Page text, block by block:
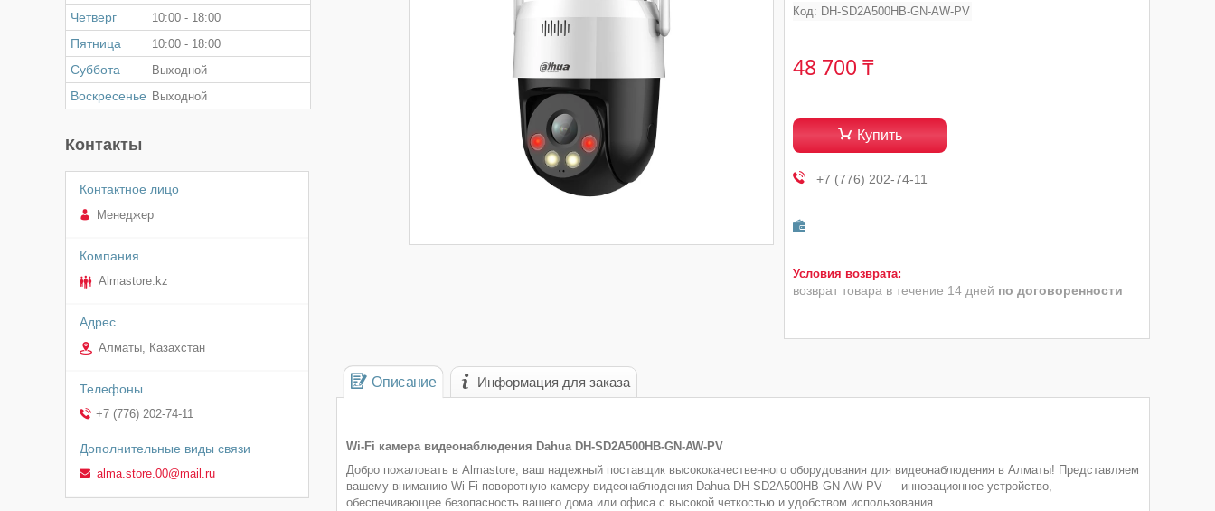
Код: DH-SD2A500HB-GN-AW-PV
48 700 ₸
Купить
+7 (776) 202-74-11
возврат товара в течение 14 дней по договоренности
Описание Информация для заказа
Wi-Fi камера видеонаблюдения Dahua DH-SD2A500HB-GN-AW-PV
Добро пожаловать в Almastore, ваш надежный поставщик высококачественного оборудования для видеонаблюдения в Алматы! Представляем
вашему вниманию Wi-Fi поворотную камеру видеонаблюдения Dahua DH-SD2A500HB-GN-AW-PV — инновационное устройство,
обеспечивающее безопасность вашего дома или офиса с высокой четкостью и удобством использования.
Четверг 10:00 18:00
Пятница 10:00 18:00
Суббота Выходной
Воскресенье Выходной
Контакты
Менеджер
Almastore.kz
Алматы, Казахстан
+7 (776) 202-74-11
alma.store.00@mail.ru